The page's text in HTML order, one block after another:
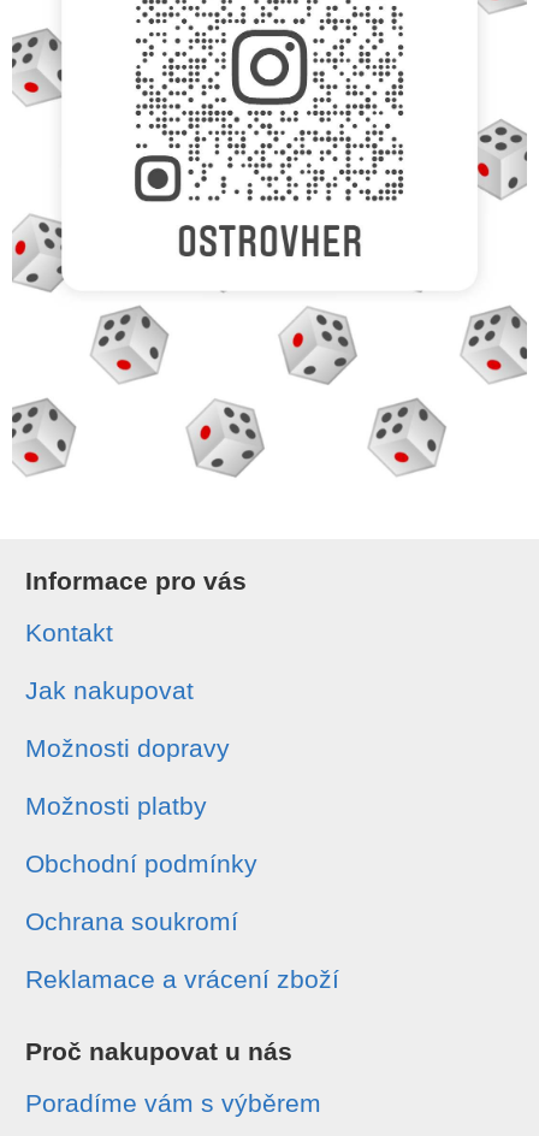
Informace pro vás
Kontakt
Jak nakupovat
Možnosti dopravy
Možnosti platby
Obchodní podmínky
Ochrana soukromí
Reklamace a vrácení zboží
Proč nakupovat u nás
Poradíme vám s výběrem